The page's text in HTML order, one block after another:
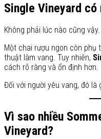
Single Vineyard có
Không phải lúc nào cũng vậy.
Một chai rượu ngon còn phụ
thuật làm vang. Tuy nhiên,
cách rõ ràng và ổn định hơn.
Đối với người yêu vang, đó
Vì sao nhiều
Vineyard?